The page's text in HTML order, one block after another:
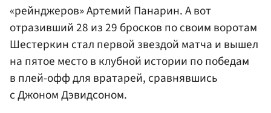
«рейнджеров» Артемий Панарин. А вот
отразивший 28 из 29 бросков по своим воротам
Шестеркин стал первой звездой матча и вышел
на пятое место в клубной истории по победам
в плей-офф для вратарей, сравнявшись
с Джоном Дэвидсоном.